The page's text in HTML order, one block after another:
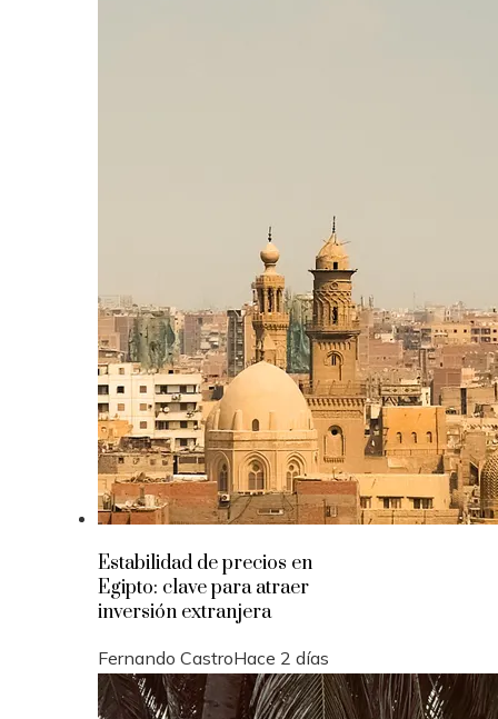
Estabilidad de precios en
Egipto: clave para atraer
inversión extranjera
Fernando CastroHace 2 días